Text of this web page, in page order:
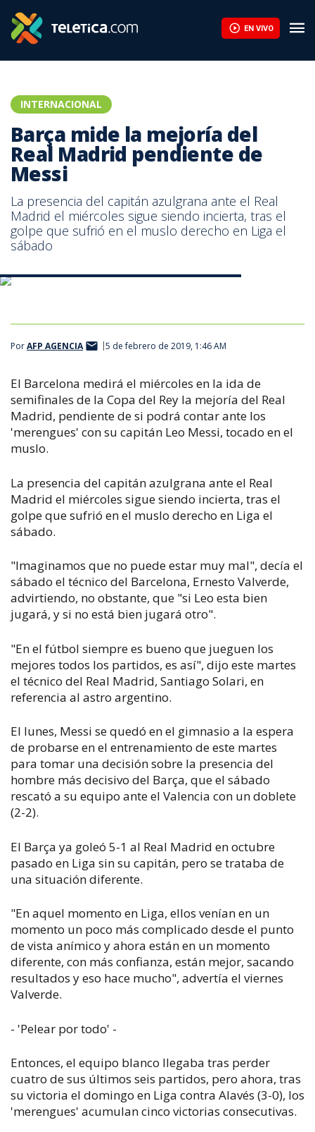
EN VIVO
INTERNACIONAL
Barça mide la mejoría del
Real Madrid pendiente de
Messi
La presencia del capitán azulgrana ante el Real
Madrid el miércoles sigue siendo incierta, tras el
golpe que sufrió en el muslo derecho en Liga el
sábado
PorAFP AGENCIA 5 de febrero de 2019, 1:46 AM
El Barcelona medirá el miércoles en la ida de
semifinales de la Copa del Rey la mejoría del Real
Madrid, pendiente de si podrá contar ante los
'merengues' con su capitán Leo Messi, tocado en el
muslo.
La presencia del capitán azulgrana ante el Real
Madrid el miércoles sigue siendo incierta, tras el
golpe que sufrió en el muslo derecho en Liga el
sábado.
"Imaginamos que no puede estar muy mal", decía el
sábado el técnico del Barcelona, Ernesto Valverde,
advirtiendo, no obstante, que "si Leo esta bien
jugará, y si no está bien jugará otro".
"En el fútbol siempre es bueno que jueguen los
mejores todos los partidos, es así", dijo este martes
el técnico del Real Madrid, Santiago Solari, en
referencia al astro argentino.
El lunes, Messi se quedó en el gimnasio a la espera
de probarse en el entrenamiento de este martes
para tomar una decisión sobre la presencia del
hombre más decisivo del Barça, que el sábado
rescató a su equipo ante el Valencia con un doblete
(2-2).
El Barça ya goleó 5-1 al Real Madrid en octubre
pasado en Liga sin su capitán, pero se trataba de
una situación diferente.
"En aquel momento en Liga, ellos venían en un
momento un poco más complicado desde el punto
de vista anímico y ahora están en un momento
diferente, con más confianza, están mejor, sacando
resultados y eso hace mucho", advertía el viernes
Valverde.
- 'Pelear por todo' -
Entonces, el equipo blanco llegaba tras perder
cuatro de sus últimos seis partidos, pero ahora, tras
su victoria el domingo en Liga contra Alavés (3-0), los
'merengues' acumulan cinco victorias consecutivas.